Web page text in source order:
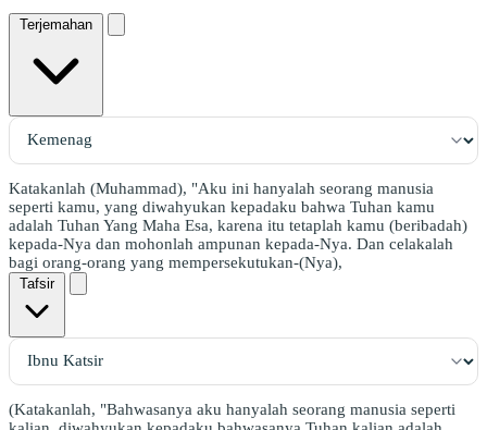
Terjemahan
Katakanlah (Muhammad), "Aku ini hanyalah seorang manusia
seperti kamu, yang diwahyukan kepadaku bahwa Tuhan kamu
adalah Tuhan Yang Maha Esa, karena itu tetaplah kamu (beribadah)
kepada-Nya dan mohonlah ampunan kepada-Nya. Dan celakalah
bagi orang-orang yang mempersekutukan-(Nya),
Tafsir
(Katakanlah, "Bahwasanya aku hanyalah seorang manusia seperti